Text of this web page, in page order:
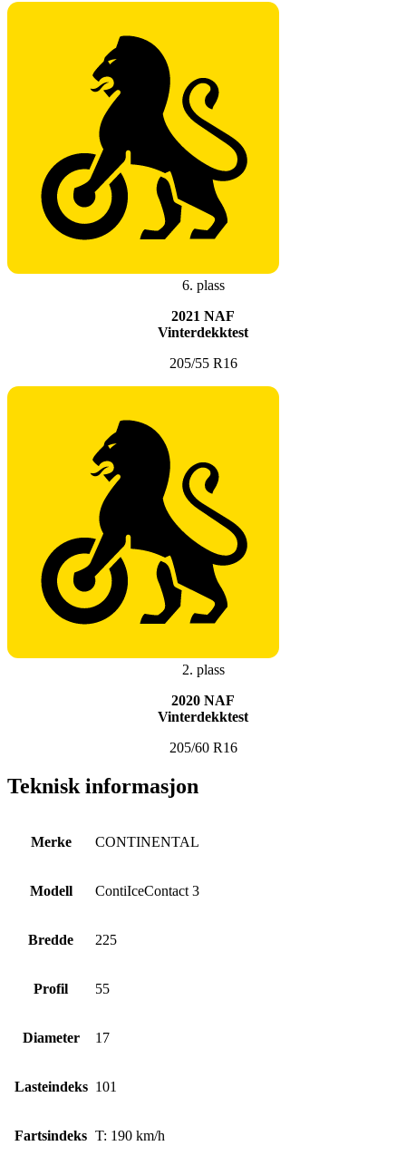
6. plass
2021 NAF
Vinterdekktest
205/55 R16
2. plass
2020 NAF
Vinterdekktest
205/60 R16
Teknisk informasjon
Merke CONTINENTAL
Modell ContiIceContact 3
Bredde 225
Profil 55
Diameter 17
Lasteindeks 101
Fartsindeks T: 190 km/h